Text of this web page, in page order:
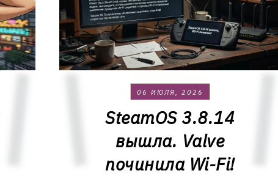
06 ИЮЛЯ, 2026
SteamOS 3.8.14
вышла. Valve
починила Wi-Fi!